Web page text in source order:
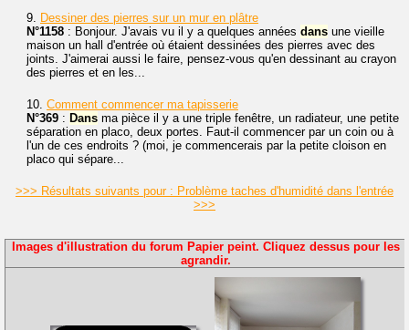
9. Dessiner des pierres sur un mur en plâtre
N°1158 : Bonjour. J'avais vu il y a quelques années dans une vieille
maison un hall d'entrée où étaient dessinées des pierres avec des
joints. J'aimerai aussi le faire, pensez-vous qu'en dessinant au crayon
des pierres et en les...
10. Comment commencer ma tapisserie
N°369 : Dans ma pièce il y a une triple fenêtre, un radiateur, une petite
séparation en placo, deux portes. Faut-il commencer par un coin ou à
l'un de ces endroits ? (moi, je commencerais par la petite cloison en
placo qui sépare...
>>> Résultats suivants pour : Problème taches d'humidité dans l'entrée
>>>
Images d'illustration du forum Papier peint. Cliquez dessus pour les
agrandir.